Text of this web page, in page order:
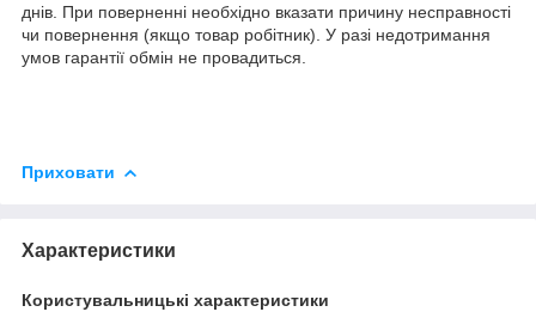
днів. При поверненні необхідно вказати причину несправності
чи повернення (якщо товар робітник). У разі недотримання
умов гарантії обмін не провадиться.
Приховати
Характеристики
Користувальницькі характеристики